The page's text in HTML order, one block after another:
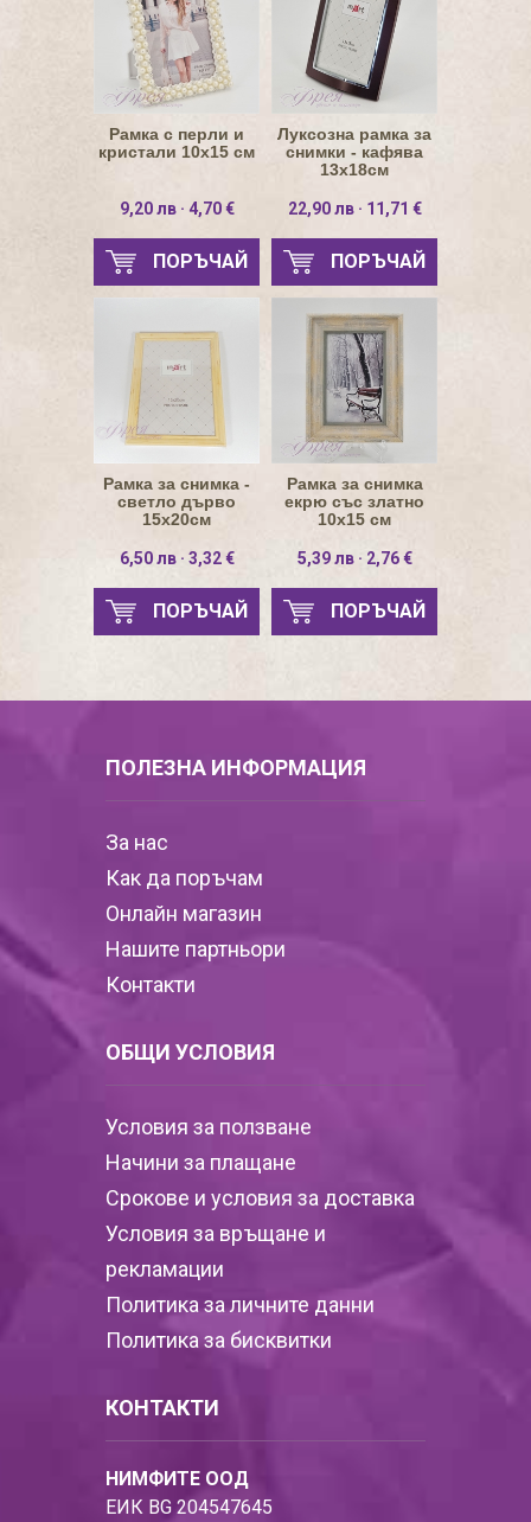
Рамка с перли и
кристали 10х15 см
9,20 лв · 4,70 €
ПОРЪЧАЙ
Луксозна рамка за
снимки - кафява
13х18см
22,90 лв · 11,71 €
ПОРЪЧАЙ
Рамка за снимка -
светло дърво
15х20см
6,50 лв · 3,32 €
ПОРЪЧАЙ
Рамка за снимка
екрю със златно
10х15 см
5,39 лв · 2,76 €
ПОРЪЧАЙ
ПОЛЕЗНА ИНФОРМАЦИЯ
За нас
Как да поръчам
Онлайн магазин
Нашите партньори
Контакти
ОБЩИ УСЛОВИЯ
Условия за ползване
Начини за плащане
Срокове и условия за доставка
Условия за връщане и
рекламации
Политика за личните данни
Политика за бисквитки
КОНТАКТИ
НИМФИТЕ ООД
ЕИК BG 204547645